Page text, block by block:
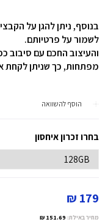
בנוסף, ניתן להגן על
לשמור על פרטיותם.
והעיצוב החכם עם סיבוב
מפתחות, כך שניתן לקחת
הוסף להשוואה
בחרו זכרון איחסון
179 ₪
מחיר באילת: 151.69 ₪